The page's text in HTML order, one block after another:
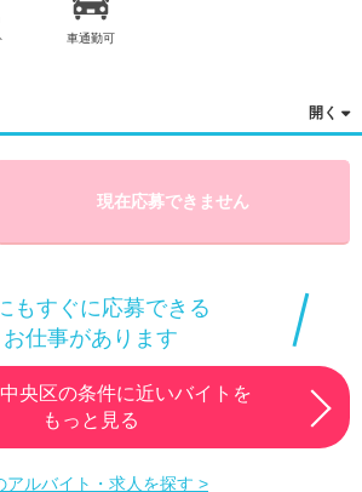
車通勤可
現在応募できません
もすぐに応募できる
お仕事があります
央区の条件に近いバイトを
もっと見る
アルバイト・求人を探す >